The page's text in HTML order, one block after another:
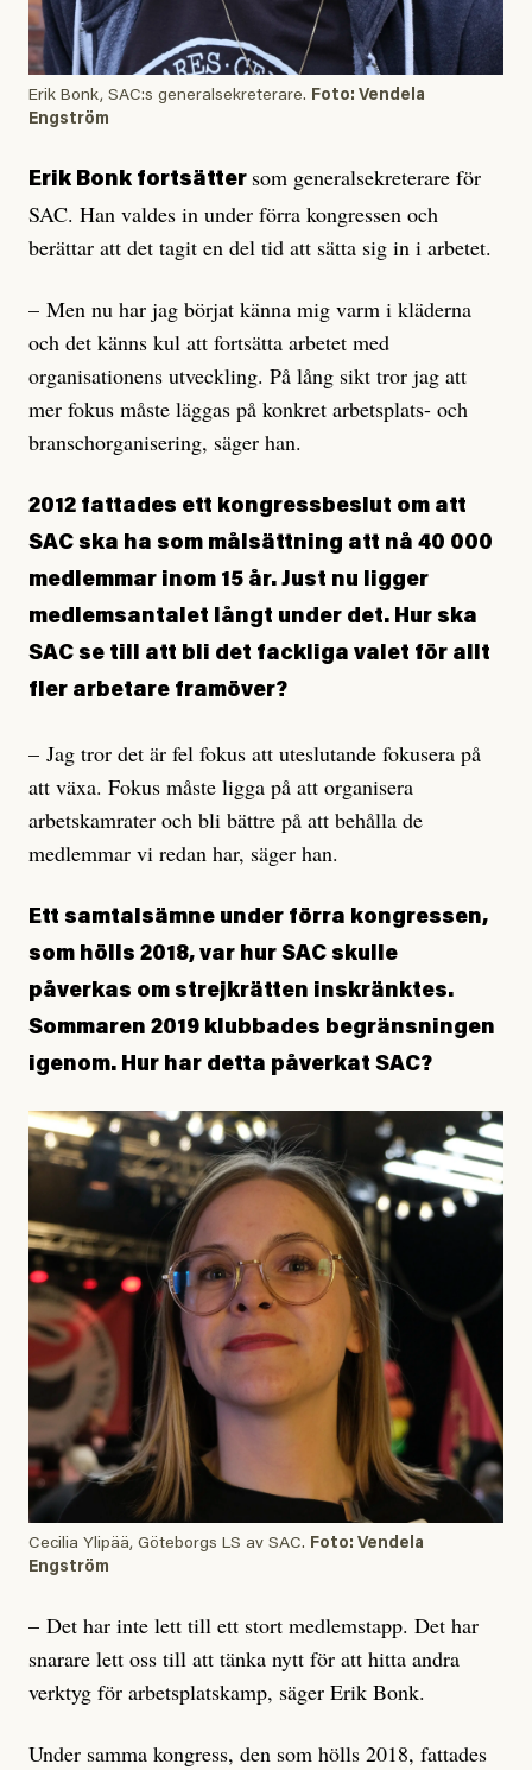
Erik Bonk, SAC:s generalsekreterare. Foto: Vendela
Engström
Erik Bonk fortsätter som generalsekreterare för
SAC. Han valdes in under förra kongressen och
berättar att det tagit en del tid att sätta sig in i arbetet.
– Men nu har jag börjat känna mig varm i kläderna
och det känns kul att fortsätta arbetet med
organisationens utveckling. På lång sikt tror jag att
mer fokus måste läggas på konkret arbetsplats- och
branschorganisering, säger han.
2012 fattades ett kongressbeslut om att
SAC ska ha som målsättning att nå 40 000
medlemmar inom 15 år. Just nu ligger
medlemsantalet långt under det. Hur ska
SAC se till att bli det fackliga valet för allt
fler arbetare framöver?
– Jag tror det är fel fokus att uteslutande fokusera på
att växa. Fokus måste ligga på att organisera
arbetskamrater och bli bättre på att behålla de
medlemmar vi redan har, säger han.
Ett samtalsämne under förra kongressen,
som hölls 2018, var hur SAC skulle
påverkas om strejkrätten inskränktes.
Sommaren 2019 klubbades begränsningen
igenom. Hur har detta påverkat SAC?
Cecilia Ylipää, Göteborgs LS av SAC. Foto: Vendela
Engström
– Det har inte lett till ett stort medlemstapp. Det har
snarare lett oss till att tänka nytt för att hitta andra
verktyg för arbetsplatskamp, säger Erik Bonk.
Under samma kongress, den som hölls 2018, fattades